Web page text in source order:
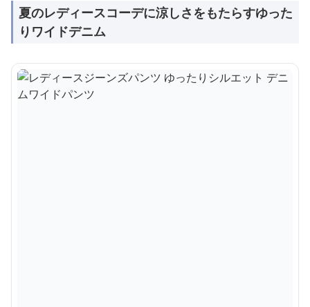
夏のレディースコーデに涼しさをもたらすゆった
りワイドデニム